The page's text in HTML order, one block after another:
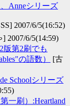
Anneシリーズ
2007/6/5(16:52)
2007/6/5(14:59)
第2刷でも
の語数）
[古
Schoolシリーズ
一刷）:Heartland